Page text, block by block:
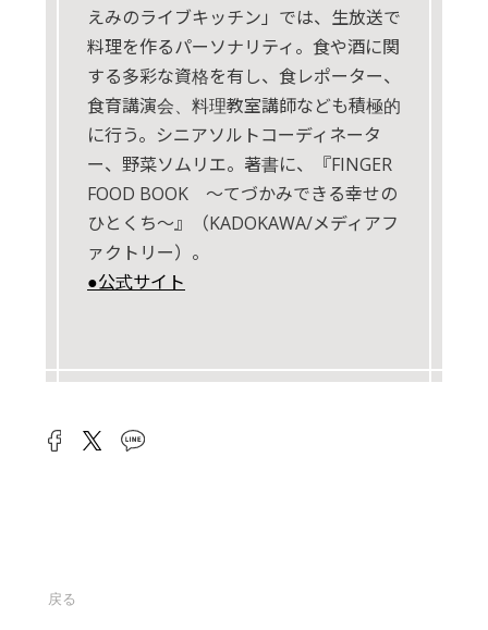
えみのライブキッチン」では、生放送で
料理を作るパーソナリティ。食や酒に関
する多彩な資格を有し、食レポーター、
食育講演会、料理教室講師なども積極的
に行う。シニアソルトコーディネータ
ー、野菜ソムリエ。著書に、『FINGER
FOOD BOOK ～てづかみできる幸せの
ひとくち～』（KADOKAWA/メディアフ
ァクトリー）。
●公式サイト
戻る